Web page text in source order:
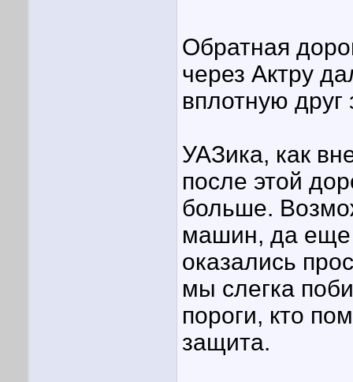
Обратная
через Актру
вплотную друг
УАЗика, как
после этой
больше.
машин, да еще
оказались
мы слегка
пороги, кто
защита.